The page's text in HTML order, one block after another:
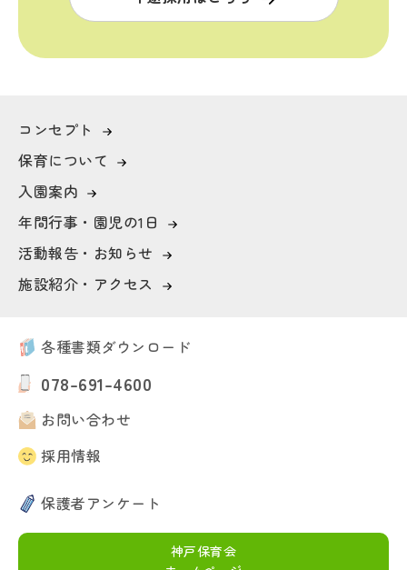
コンセプト
保育について
入園案内
年間行事・園児の1日
活動報告・お知らせ
施設紹介・アクセス
各種書類ダウンロード
078-691-4600
お問い合わせ
採用情報
新卒採用はこちら
保護者アンケート
神戸保育会